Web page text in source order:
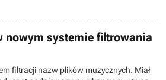
nowym systemie filtrowania
filtracji nazw plików muzycznych. Miał